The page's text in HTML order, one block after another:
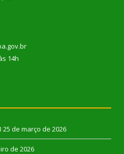
14h
25 de março de 2026
de 2026